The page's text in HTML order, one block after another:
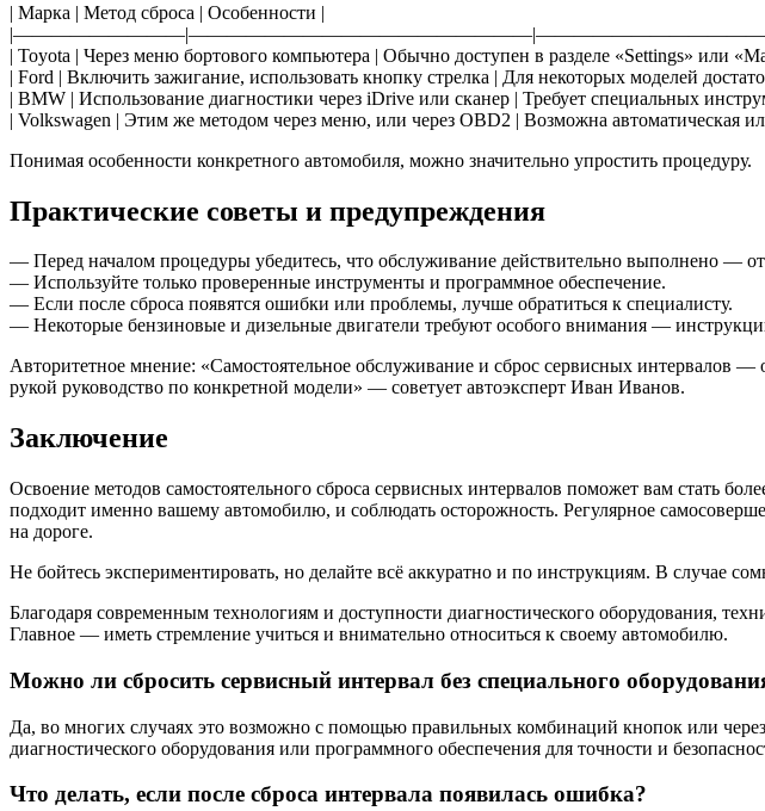
| Марка | Метод сброса | Особенности |
| Toyota | Через меню бортового компьютера | Обычно доступен в разделе «Settings» или
| Ford | Включить зажигание, использовать кнопку стрелка | Для некоторых моделей
| BMW | Использование диагностики через iDrive или сканер | Требует специальных
| Volkswagen | Этим же методом через меню, или через OBD2 | Возможна автоматическая
Понимая особенности конкретного автомобиля, можно значительно упростить процедуру.
Практические советы и предупреждения
— Перед началом процедуры убедитесь, что обслуживание действительно выполнено —
— Используйте только проверенные инструменты и программное обеспечение.
— Если после сброса появятся ошибки или проблемы, лучше обратиться к специалисту.
— Некоторые бензиновые и дизельные двигатели требуют особого внимания —
Авторитетное мнение: «Самостоятельное обслуживание и сброс сервисных интервалов
рукой руководство по конкретной модели» — советует автоэксперт Иван Иванов.
Заключение
Освоение методов самостоятельного сброса сервисных интервалов поможет вам стать
подходит именно вашему автомобилю, и соблюдать осторожность. Регулярное
на дороге.
Не бойтесь экспериментировать, но делайте всё аккуратно и по инструкциям. В случае
Благодаря современным технологиям и доступности диагностического оборудования,
Главное — иметь стремление учиться и внимательно относиться к своему автомобилю.
Можно ли сбросить сервисный интервал без специального
Да, во многих случаях это возможно с помощью правильных комбинаций кнопок или
диагностического оборудования или программного обеспечения для точности и
Что делать, если после сброса интервала появилась ошибка?